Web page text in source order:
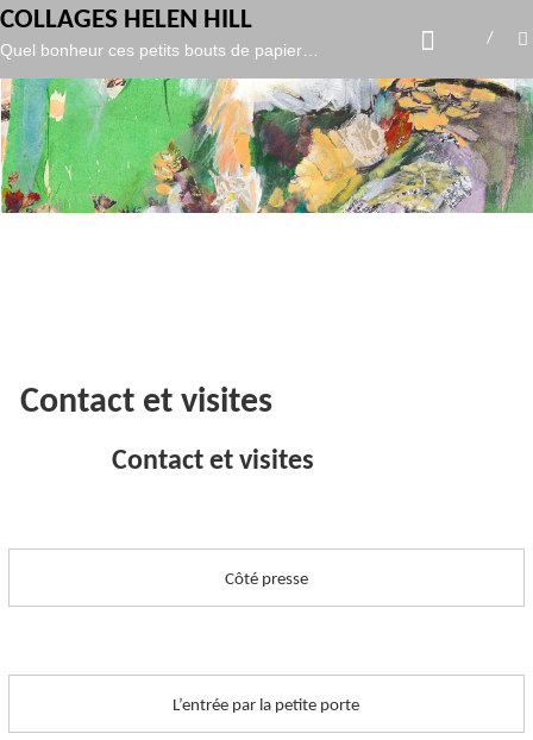
gtag('config', 'UA-119986127-1', );
to
content
COLLAGES HELEN HILL
Quel bonheur ces petits bouts de papier…
Contact et visites
Contact et visites
Côté presse
L’entrée par la petite porte